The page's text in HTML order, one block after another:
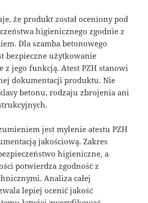
że produkt został oceniony pod
higienicznego zgodnie z
Dla szamba betonowego
bezpieczne użytkowanie
z jego funkcją. Atest PZH stanowi
dokumentacji produktu. Nie
betonu, rodzaju zbrojenia ani
jest mylenie atestu PZH
jakościową. Zakres
higieniczne, a
potwierdza zgodność z
Analiza całej
lepiej ocenić jakość